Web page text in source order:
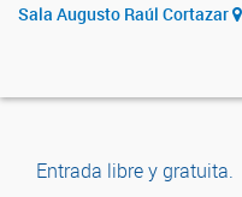
Sala Augusto Raúl Cortazar
Entrada libre y gratuita.